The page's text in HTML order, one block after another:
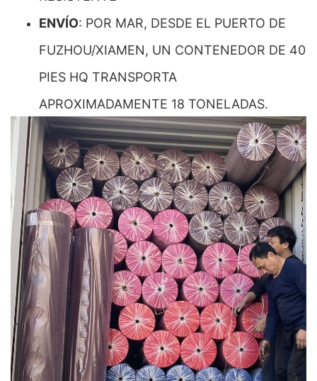
ENVÍO: POR MAR, DESDE EL PUERTO DE
FUZHOU/XIAMEN, UN CONTENEDOR DE 40
PIES HQ TRANSPORTA
APROXIMADAMENTE 18 TONELADAS.